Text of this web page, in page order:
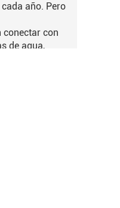
año. Pero
conectar con
de agua,
del